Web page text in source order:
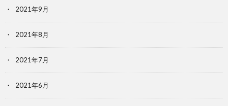
2021年9月
2021年8月
2021年7月
2021年6月